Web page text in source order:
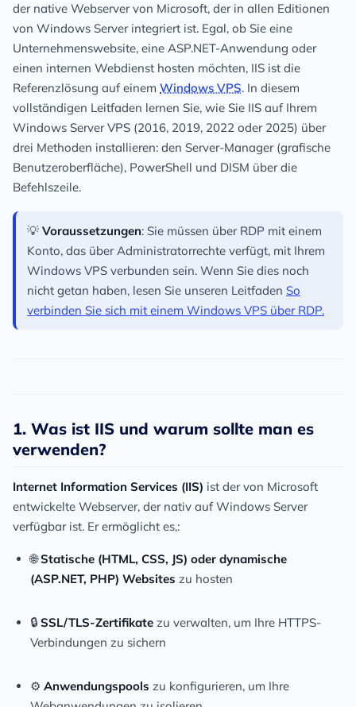
der native Webserver von Microsoft, der in allen Editionen
von Windows Server integriert ist. Egal, ob Sie eine
Unternehmenswebsite, eine ASP.NET-Anwendung oder
einen internen Webdienst hosten möchten, IIS ist die
Referenzlösung auf einem Windows VPS. In diesem
vollständigen Leitfaden lernen Sie, wie Sie IIS auf Ihrem
Windows Server VPS (2016, 2019, 2022 oder 2025) über
drei Methoden installieren: den Server-Manager (grafische
Benutzeroberfläche), PowerShell und DISM über die
Befehlszeile.
💡 Voraussetzungen: Sie müssen über RDP mit einem
Konto, das über Administratorrechte verfügt, mit Ihrem
Windows VPS verbunden sein. Wenn Sie dies noch
nicht getan haben, lesen Sie unseren Leitfaden So
verbinden Sie sich mit einem Windows VPS über RDP.
1. Was ist IIS und warum sollte man es
verwenden?
Internet Information Services (IIS) ist der von Microsoft
entwickelte Webserver, der nativ auf Windows Server
verfügbar ist. Er ermöglicht es,:
🌐Statische (HTML, CSS, JS) oder dynamische
(ASP.NET, PHP) Websites zu hosten
🔒 SSL/TLS-Zertifikate zu verwalten, um Ihre HTTPS-
Verbindungen zu sichern
⚙️ Anwendungspools zu konfigurieren, um Ihre